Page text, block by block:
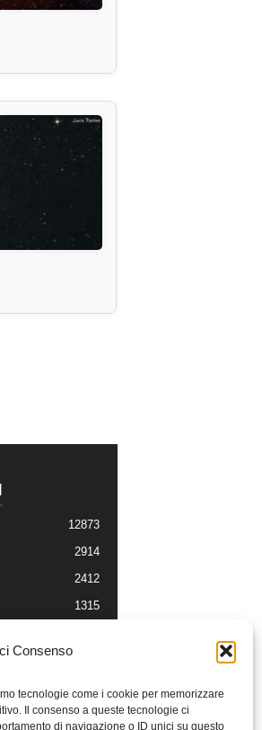
Consenso
tecnologie come i cookie per memorizzare
Il consenso a queste tecnologie ci
di navigazione o ID unici su questo
12873
2914
2412
1315